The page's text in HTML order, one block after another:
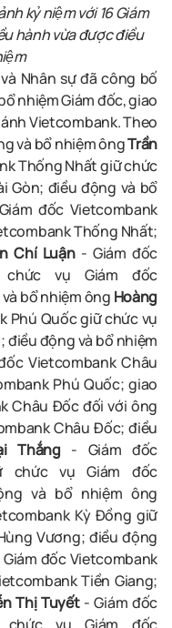
kỷ niệm với 16 Giám
hành vừa được điều
Nhân sự đã công bố
nhiệm Giám đốc,giao
Vietcombank. Theo
và bổ nhiệm ôngTrần
Thống Nhất giữ chức
Gòn; điều động và bổ
đốc Vietcombank
Thống Nhất;
Chí Luận- Giám đốc
chức vụ Giám đốc
bổ nhiệm ông Hoàng
Phú Quốc giữ chức vụ
điều động và bổ nhiệm
Vietcombank Châu
Phú Quốc; giao
Châu Đốc đối với ông
Châu Đốc; điều
Thắng- Giám đốc
chức vụ Giám đốc
và bổ nhiệm ông
Kỳ Đồng giữ
Vương; điều động
đốc Vietcombank
Tiền Giang;
Thị Tuyết- Giám đốc